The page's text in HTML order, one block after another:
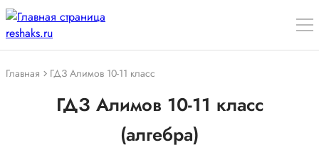
Главная ГДЗ Алимов 10-11 класс
ГДЗ Алимов 10-11 класс
(алгебра)